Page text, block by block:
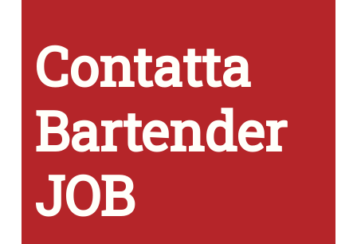
Contatta
Bartender
JOB